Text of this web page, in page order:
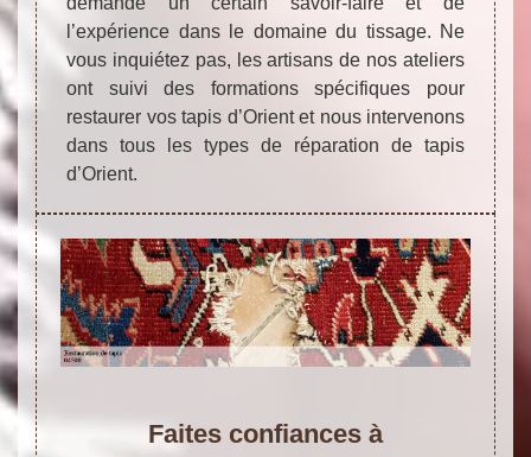
l’expérience dans le domaine du tissage. Ne
vous inquiétez pas, les artisans de nos ateliers
ont suivi des formations spécifiques pour
restaurer vos tapis d’Orient et nous intervenons
dans tous les types de réparation de tapis
d’Orient.
Faites confiances à